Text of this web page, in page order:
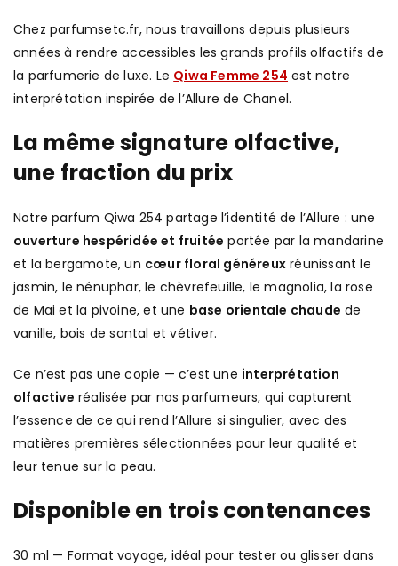
Chez parfumsetc.fr, nous travaillons depuis plusieurs
années à rendre accessibles les grands profils olfactifs de
la parfumerie de luxe. Le Qiwa Femme 254 est notre
interprétation inspirée de l’Allure de Chanel.
La même signature olfactive,
une fraction du prix
Notre parfum Qiwa 254 partage l’identité de l’Allure : une
ouverture hespéridée et fruitée portée par la mandarine
et la bergamote, un cœur floral généreux réunissant le
jasmin, le nénuphar, le chèvrefeuille, le magnolia, la rose
de Mai et la pivoine, et une base orientale chaude de
vanille, bois de santal et vétiver.
Ce n’est pas une copie — c’est une interprétation
olfactive réalisée par nos parfumeurs, qui capturent
l’essence de ce qui rend l’Allure si singulier, avec des
matières premières sélectionnées pour leur qualité et
leur tenue sur la peau.
Disponible en trois contenances
30 ml — Format voyage, idéal pour tester ou glisser dans